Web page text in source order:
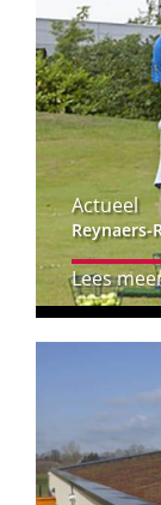
Actueel
Reynaers-
Lees